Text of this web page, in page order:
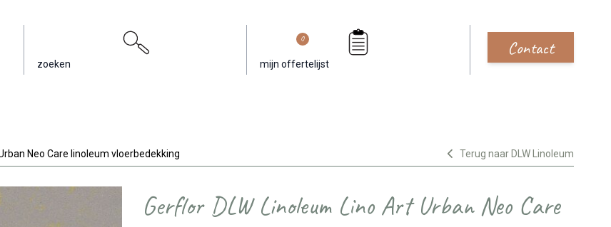
zoeken mijn offertelijst
0 Contact
Neo Care linoleum vloerbedekking Terug naar DLW Linoleum
Gerflor DLW Linoleum Lino Art Urban Neo Care